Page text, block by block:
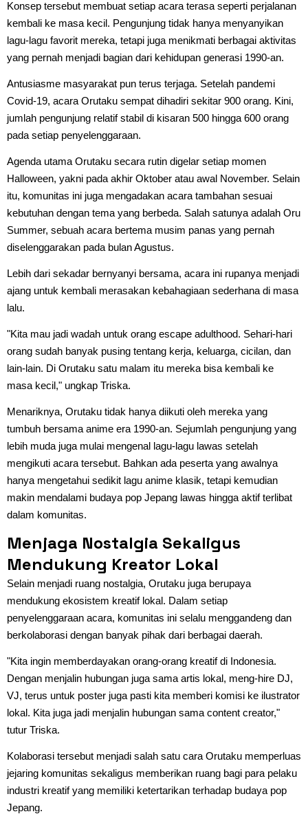
Konsep tersebut membuat setiap acara terasa seperti perjalanan
kembali ke masa kecil. Pengunjung tidak hanya menyanyikan
lagu-lagu favorit mereka, tetapi juga menikmati berbagai aktivitas
yang pernah menjadi bagian dari kehidupan generasi 1990-an.
Antusiasme masyarakat pun terus terjaga. Setelah pandemi
Covid-19, acara Orutaku sempat dihadiri sekitar 900 orang. Kini,
jumlah pengunjung relatif stabil di kisaran 500 hingga 600 orang
pada setiap penyelenggaraan.
Agenda utama Orutaku secara rutin digelar setiap momen
Halloween, yakni pada akhir Oktober atau awal November. Selain
itu, komunitas ini juga mengadakan acara tambahan sesuai
kebutuhan dengan tema yang berbeda. Salah satunya adalah Oru
Summer, sebuah acara bertema musim panas yang pernah
diselenggarakan pada bulan Agustus.
Lebih dari sekadar bernyanyi bersama, acara ini rupanya menjadi
ajang untuk kembali merasakan kebahagiaan sederhana di masa
lalu.
"Kita mau jadi wadah untuk orang escape adulthood. Sehari-hari
orang sudah banyak pusing tentang kerja, keluarga, cicilan, dan
lain-lain. Di Orutaku satu malam itu mereka bisa kembali ke
masa kecil," ungkap Triska.
Menariknya, Orutaku tidak hanya diikuti oleh mereka yang
tumbuh bersama anime era 1990-an. Sejumlah pengunjung yang
lebih muda juga mulai mengenal lagu-lagu lawas setelah
mengikuti acara tersebut. Bahkan ada peserta yang awalnya
hanya mengetahui sedikit lagu anime klasik, tetapi kemudian
makin mendalami budaya pop Jepang lawas hingga aktif terlibat
dalam komunitas.
Menjaga Nostalgia Sekaligus
Mendukung Kreator Lokal
Selain menjadi ruang nostalgia, Orutaku juga berupaya
mendukung ekosistem kreatif lokal. Dalam setiap
penyelenggaraan acara, komunitas ini selalu menggandeng dan
berkolaborasi dengan banyak pihak dari berbagai daerah.
"Kita ingin memberdayakan orang-orang kreatif di Indonesia.
Dengan menjalin hubungan juga sama artis lokal, meng-hire DJ,
VJ, terus untuk poster juga pasti kita memberi komisi ke ilustrator
lokal. Kita juga jadi menjalin hubungan sama content creator,"
tutur Triska.
Kolaborasi tersebut menjadi salah satu cara Orutaku memperluas
jejaring komunitas sekaligus memberikan ruang bagi para pelaku
industri kreatif yang memiliki ketertarikan terhadap budaya pop
Jepang.